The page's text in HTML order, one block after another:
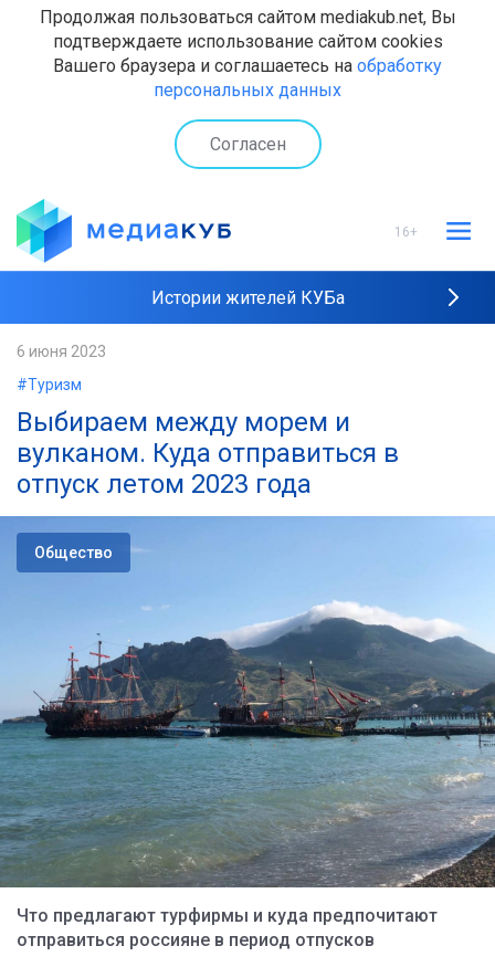
Продолжая пользоваться сайтом mediakub.net, Вы
подтверждаете использование сайтом cookies
Вашего браузера и соглашаетесь на обработку
персональных данных
Согласен
16+
Истории жителей КУБа
6 июня 2023
#Туризм
Выбираем между морем и
вулканом. Куда отправиться в
отпуск летом 2023 года
Общество
Что предлагают турфирмы и куда предпочитают
отправиться россияне в период отпусков